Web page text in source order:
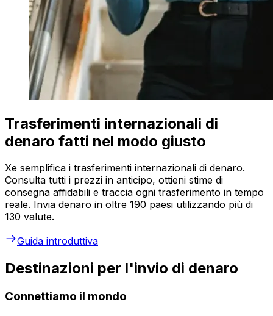
Trasferimenti internazionali di
denaro fatti nel modo giusto
Xe semplifica i trasferimenti internazionali di denaro.
Consulta tutti i prezzi in anticipo, ottieni stime di
consegna affidabili e traccia ogni trasferimento in tempo
reale. Invia denaro in oltre 190 paesi utilizzando più di
130 valute.
Guida introduttiva
Destinazioni per l'invio di denaro
Connettiamo il mondo